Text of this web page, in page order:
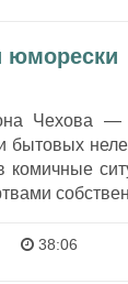
юморески
Чехова —
бытовых
38:06